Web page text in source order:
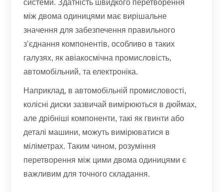
системи. Здатність швидкого перетворення
між двома одиницями має вирішальне
значення для забезпечення правильного
з’єднання компонентів, особливо в таких
галузях, як авіакосмічна промисловість,
автомобільний, та електроніка.
Наприклад, в автомобільній промисловості,
колісні диски зазвичай вимірюються в дюймах,
але дрібніші компоненти, такі як гвинти або
деталі машини, можуть вимірюватися в
міліметрах. Таким чином, розуміння
перетворення між цими двома одиницями є
важливим для точного складання.